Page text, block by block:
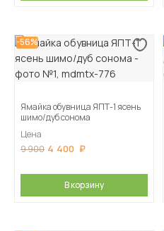
-56%
Ямайка обувница ЯПТ-1 ясень
шимо/дуб сонома
Цена
9 900 4 400
В корзину